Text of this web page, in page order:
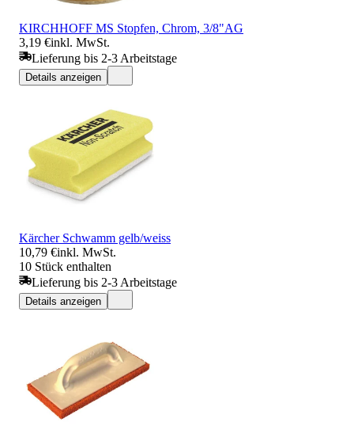
KIRCHHOFF MS Stopfen, Chrom, 3/8"AG
3,19 €inkl. MwSt.
Lieferung bis 2-3 Arbeitstage
Details anzeigen
Kärcher Schwamm gelb/weiss
10,79 €inkl. MwSt.
10 Stück enthalten
Lieferung bis 2-3 Arbeitstage
Details anzeigen